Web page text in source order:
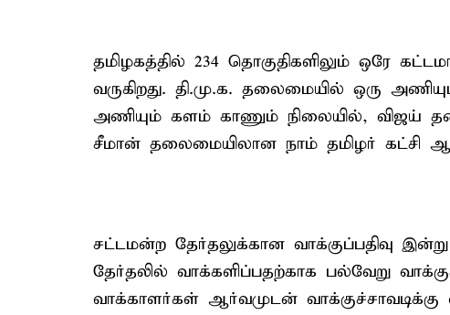
தமிழகத்தில் 234 தொகுதிகளிலும் ஒரே
வருகிறது. தி.மு.க. தலைமையில் ஒரு
அணியும் களம் காணும் நிலையில், விஜய்
சீமான் தலைமையிலான நாம் தமிழர் கட்சி
சட்டமன்ற தேர்தலுக்கான வாக்குப்பதிவு
தேர்தலில் வாக்களிப்பதற்காக பல்வேறு
வாக்காளர்கள் ஆர்வமுடன்